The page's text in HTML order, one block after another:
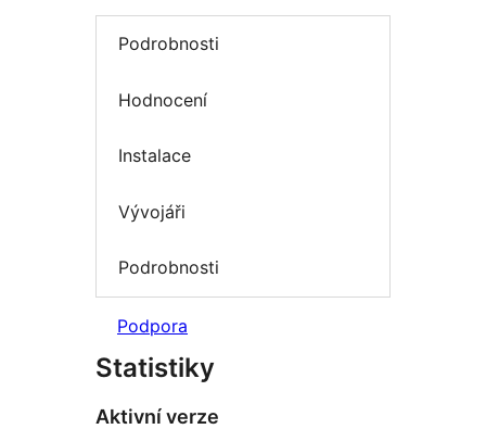
Podrobnosti
Hodnocení
Instalace
Vývojáři
Podrobnosti
Podpora
Statistiky
Aktivní verze